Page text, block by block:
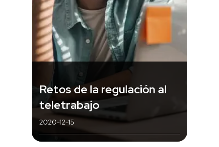
Retos de la regulación al
teletrabajo
2020-12-15